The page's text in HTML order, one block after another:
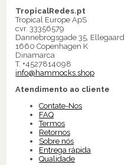
TropicalRedes.pt
Tropical Europe ApS
cvr. 33356579
Dannebrogsgade 35, Ellegaard
1660 Copenhagen K
Dinamarca
T. +4527814098
info@hammocks.shop
Atendimento ao cliente
Contate-Nos
FAQ
Termos
Retornos
Sobre nós
Entrega rápida
Qualidade